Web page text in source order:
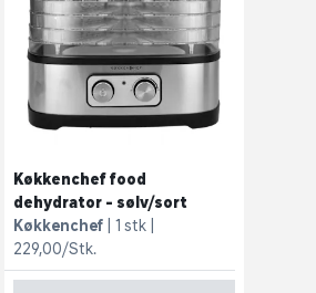
Køkkenchef food
dehydrator - sølv/sort
Køkkenchef
1 stk
229,00/Stk.